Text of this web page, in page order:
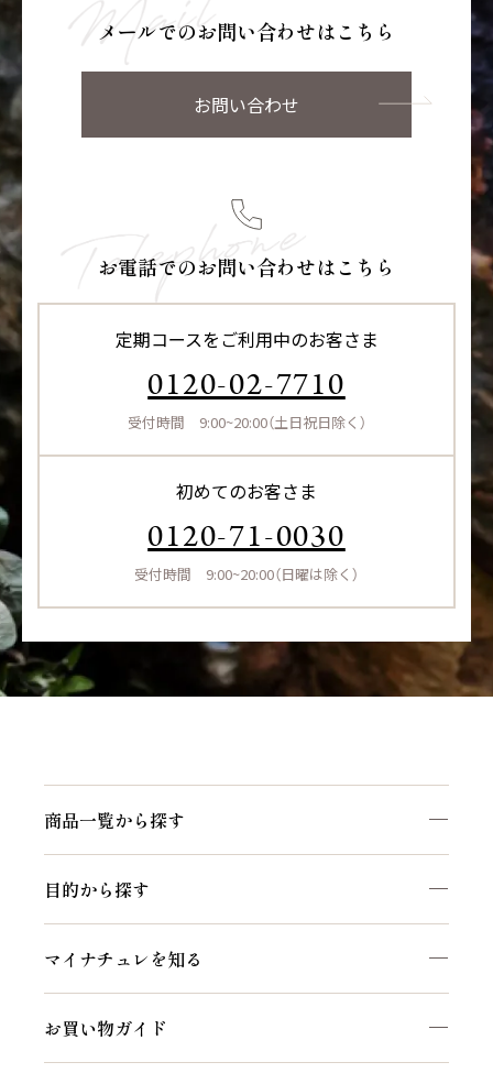
メールでのお問い合わせはこちら
お問い合わせ
お電話でのお問い合わせはこちら
定期コースをご利用中のお客さま
0120-02-7710
受付時間 9:00~20:00（土日祝日除く）
初めてのお客さま
0120-71-0030
受付時間 9:00~20:00（日曜は除く）
商品一覧から探す
目的から探す
マイナチュレを知る
お買い物ガイド